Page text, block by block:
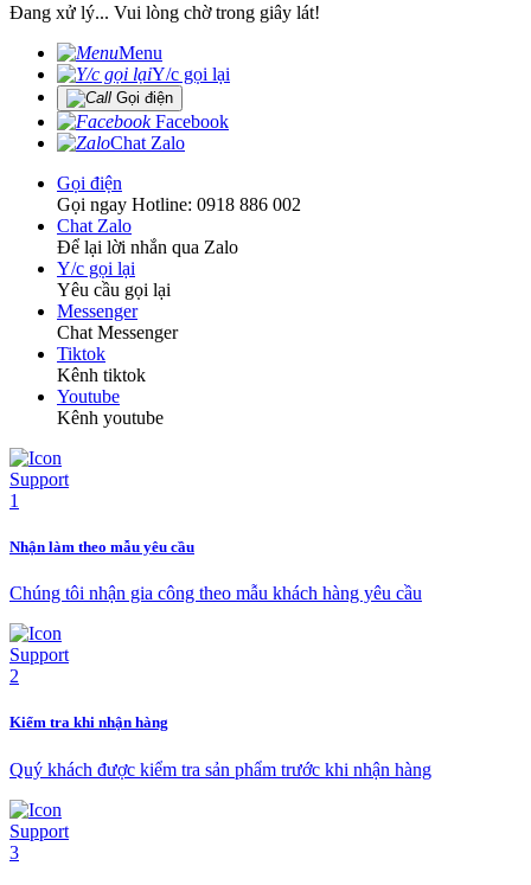
Đang xử lý... Vui lòng chờ trong giây lát!
Menu
Y/c gọi lại
Gọi điện
Facebook
Chat Zalo
Gọi điện
Gọi ngay Hotline: 0918 886 002
Chat Zalo
Để lại lời nhắn qua Zalo
Y/c gọi lại
Yêu cầu gọi lại
Messenger
Chat Messenger
Tiktok
Kênh tiktok
Youtube
Kênh youtube
Nhận làm theo mẫu yêu cầu
Chúng tôi nhận gia công theo mẫu khách hàng yêu cầu
Kiểm tra khi nhận hàng
Quý khách được kiểm tra sản phẩm trước khi nhận hàng